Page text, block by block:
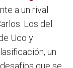
a un rival
Los del
Uco y
un
que se